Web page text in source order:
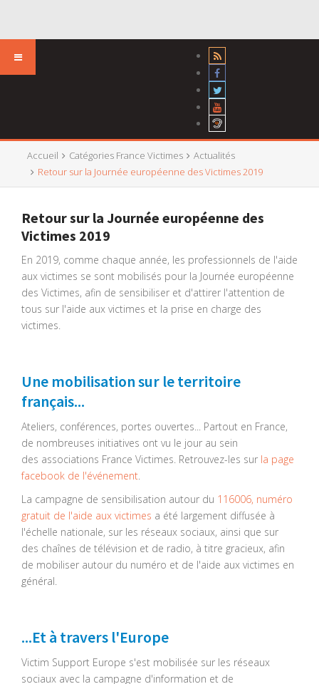
Accueil Catégories France Victimes
Actualités
Retour sur la Journée européenne des Victimes 2019
Retour sur la Journée européenne des
Victimes 2019
En 2019, comme chaque année, les professionnels de l'aide
aux victimes se sont mobilisés pour la Journée européenne
des Victimes, afin de sensibiliser et d'attirer l'attention de
tous sur l'aide aux victimes et la prise en charge des
victimes.
Une mobilisation sur le territoire
français...
Ateliers, conférences, portes ouvertes... Partout en France,
de nombreuses initiatives ont vu le jour au sein
des associations France Victimes. Retrouvez-les sur la page
facebook de l'événement.
La campagne de sensibilisation autour du 116006, numéro
gratuit de l'aide aux victimes a été largement diffusée à
l'échelle nationale, sur les réseaux sociaux, ainsi que sur
des chaînes de télévision et de radio, à titre gracieux, afin
de mobiliser autour du numéro et de l'aide aux victimes en
général.
...Et à travers l'Europe
Victim Support Europe s'est mobilisée sur les réseaux
sociaux avec la campagne d'information et de